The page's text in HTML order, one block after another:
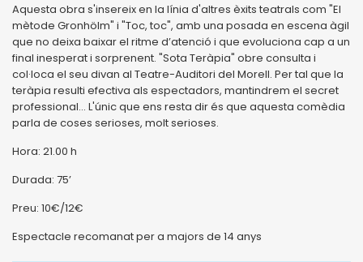
Aquesta obra s'insereix en la línia d'altres èxits teatrals com "El
mètode Gronhölm" i "Toc, toc", amb una posada en escena àgil
que no deixa baixar el ritme d’atenció i que evoluciona cap a un
final inesperat i sorprenent. "Sota Teràpia" obre consulta i
col·loca el seu divan al Teatre-Auditori del Morell. Per tal que la
teràpia resulti efectiva als espectadors, mantindrem el secret
professional... L'únic que ens resta dir és que aquesta comèdia
parla de coses serioses, molt serioses.
Hora: 21.00 h
Durada: 75’
Preu: 10€/12€
Espectacle recomanat per a majors de 14 anys